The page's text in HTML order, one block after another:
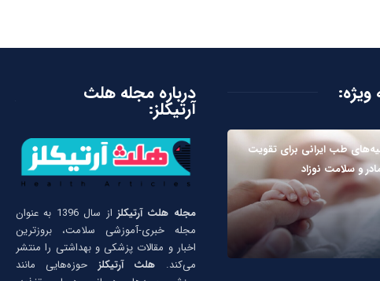
ویژه:
طب ایرانی برای تقویت
و سلامت نوزاد
درباره مجله هلث
آرتیکلز:
مجله هلث آرتیکلز
از سال 1396 به عنوان
مجله خبری-آموزشی سلامت، بروزترین
اخبار و مقالات پزشکی و بهداشتی را منتشر
می‌کند. هلث آرتیکلز حوزه‌هایی مانند